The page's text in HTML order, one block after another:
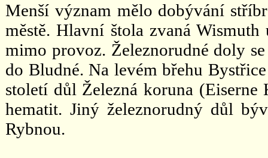
Menší význam mělo dobývání
městě. Hlavní štola zvaná
mimo provoz. Železnorudné doly
do Bludné. Na levém břehu
století důl Železná koruna (Eiserne
hematit. Jiný železnorudný důl
Rybnou.